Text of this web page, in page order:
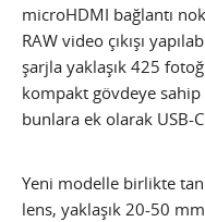
microHDMI bağlantı
RAW video çıkışı
şarjla yaklaşık 425
kompakt gövdeye
bunlara ek olarak USB-
Yeni modelle birlikte
lens, yaklaşık 20-50